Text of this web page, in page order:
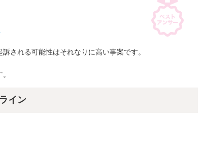
される可能性はそれなりに高い事案です。
イン